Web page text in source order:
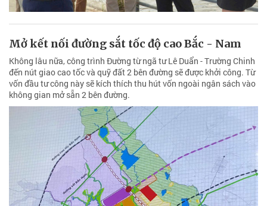
Mở kết nối đường sắt tốc độ cao Bắc - Nam
Không lâu nữa, công trình Đường từ ngã tư Lê Duẩn - Trường Chinh
đến nút giao cao tốc và quỹ đất 2 bên đường sẽ được khởi công. Từ
vốn đầu tư công này sẽ kích thích thu hút vốn ngoài ngân sách vào
không gian mở sẵn 2 bên đường.